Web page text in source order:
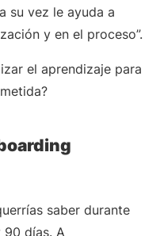
su vez le ayuda a
y en el proceso”.
el aprendizaje para
saber durante
90 días. A